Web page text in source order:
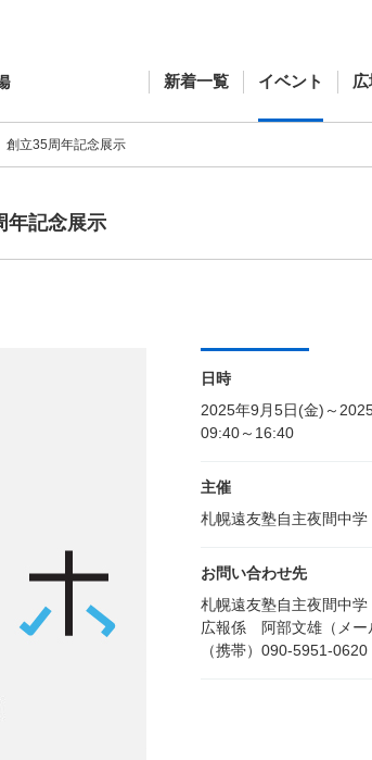
新着一覧 イベント
立35周年記念展示
記念展示
日時
2025年9月5日(金)～
09:40～16:40
主催
札幌遠友塾自主夜間中学
お問い合わせ先
札幌遠友塾自主夜間中学
広報係 阿部文雄（メー
（携帯）090-5951-0620